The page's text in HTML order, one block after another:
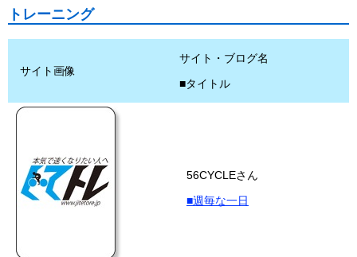
トレーニング
サイト画像
サイト・ブログ名
■タイトル
56CYCLEさん
■週毎な一日